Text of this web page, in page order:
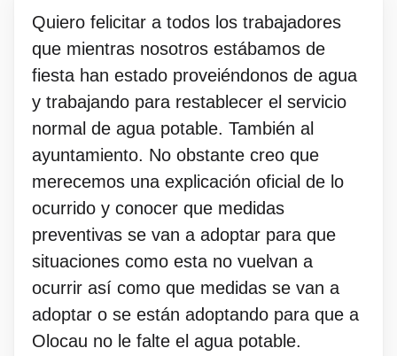
Quiero felicitar a todos los trabajadores
que mientras nosotros estábamos de
fiesta han estado proveiéndonos de agua
y trabajando para restablecer el servicio
normal de agua potable. También al
ayuntamiento. No obstante creo que
merecemos una explicación oficial de lo
ocurrido y conocer que medidas
preventivas se van a adoptar para que
situaciones como esta no vuelvan a
ocurrir así como que medidas se van a
adoptar o se están adoptando para que a
Olocau no le falte el agua potable.